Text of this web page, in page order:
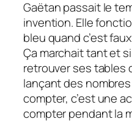
Gaëtan passait le
invention. Elle
bleu quand c’est
Ça marchait tant et
retrouver ses tables
lançant des
compter, c’est une
compter pendant la